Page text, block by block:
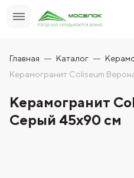
Главная Каталог
Керамогранит Coliseum
Керамогранит
Серый 45х90 см